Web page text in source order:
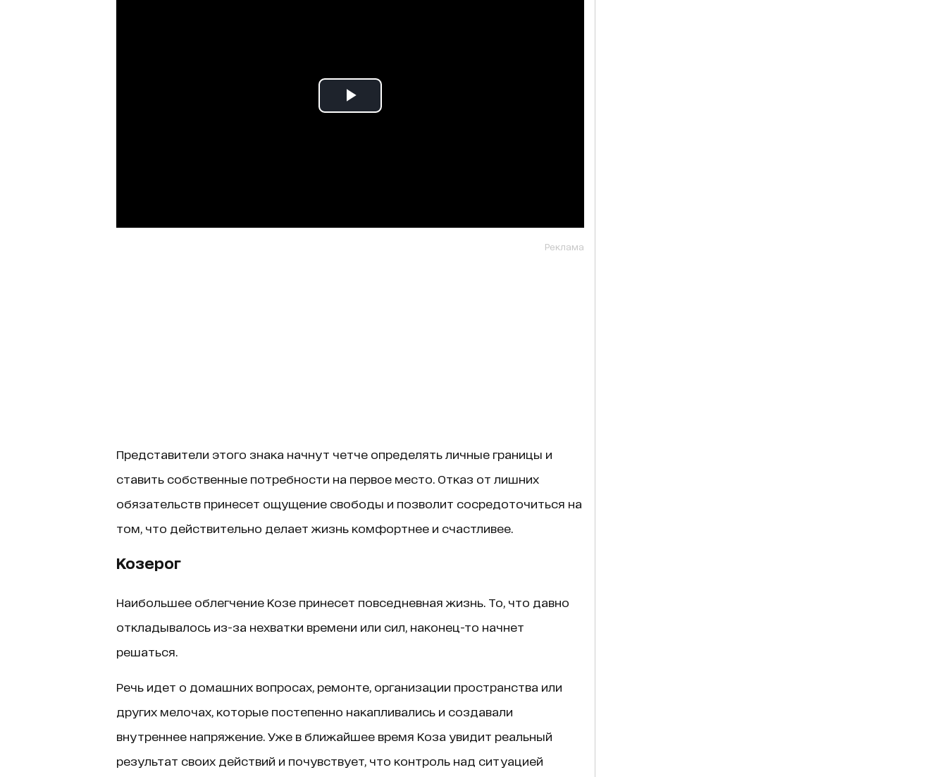
Реклама
Представители этого знака начнут четче определять личные границы и
ставить собственные потребности на первое место. Отказ от лишних
обязательств принесет ощущение свободы и позволит сосредоточиться на
том, что действительно делает жизнь комфортнее и счастливее.
Козерог
Наибольшее облегчение Козе принесет повседневная жизнь. То, что давно
откладывалось из-за нехватки времени или сил, наконец-то начнет
решаться.
Речь идет о домашних вопросах, ремонте, организации пространства или
других мелочах, которые постепенно накапливались и создавали
внутреннее напряжение. Уже в ближайшее время Коза увидит реальный
результат своих действий и почувствует, что контроль над ситуацией